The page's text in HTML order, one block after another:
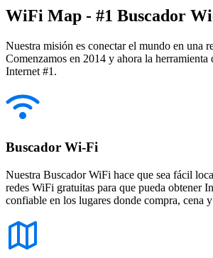
WiFi Map - #1 Buscador
Nuestra misión es conectar el mundo en una
Comenzamos en 2014 y ahora la herramienta
Internet #1.
Buscador Wi-Fi
Nuestra Buscador WiFi hace que sea fácil
redes WiFi gratuitas para que pueda obtener
confiable en los lugares donde compra, cena